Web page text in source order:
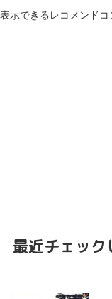
表示できるレコメンド
最近チェック